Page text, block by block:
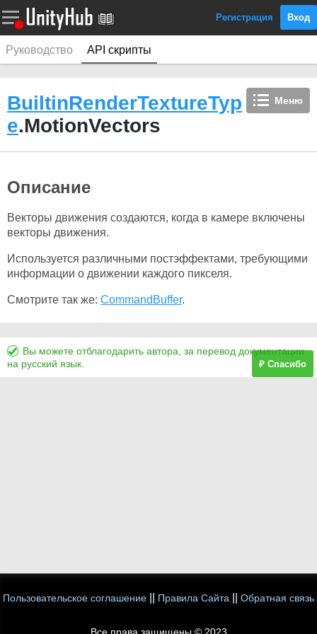
Регистрация Вход
Руководство API скрипты
Меню
BuiltinRenderTextureTyp
e.MotionVectors
Описание
Векторы движения создаются, когда в камере включены
векторы движения.
Используется различными постэффектами, требующими
информации о движении каждого пикселя.
Смотрите так же: CommandBuffer.
Вы можете отблагодарить автора, за перевод документации
на русский язык.
₽ Спасибо
Пользовательское соглашение Правила Сайта Обратная связь